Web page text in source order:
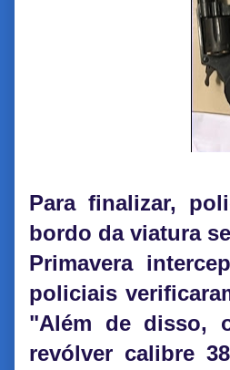
Para finalizar,
bordo da viatura
Primavera
policiais
"Além de disso,
revólver calibre